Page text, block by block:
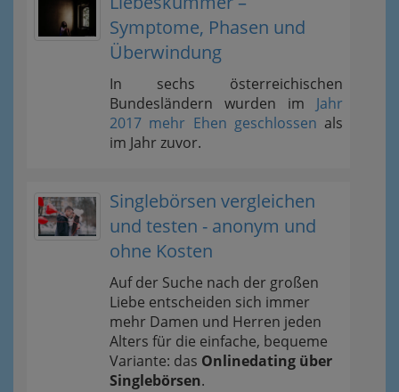
Symptome, Phasen und
Überwindung
In sechs österreichischen
Bundesländern wurden im Jahr
2017 mehr Ehen geschlossen als
im Jahr zuvor.
Singlebörsen vergleichen
und testen - anonym und
ohne Kosten
Auf der Suche nach der großen
Liebe entscheiden sich immer
mehr Damen und Herren jeden
Alters für die einfache, bequeme
Variante: das Onlinedating über
Singlebörsen.